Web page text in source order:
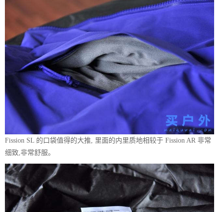
Fission SL 的口袋值得的大推, 里面的内里质地相较于 Fission AR 非常
细致,非常舒服。